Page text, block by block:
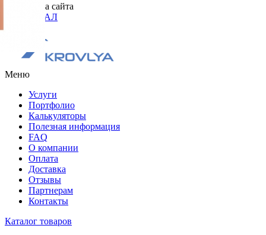
Разработка сайта
ОРИГИНАЛ
Меню
Услуги
Портфолио
Калькуляторы
Полезная информация
FAQ
О компании
Оплата
Доставка
Отзывы
Партнерам
Контакты
Каталог товаров